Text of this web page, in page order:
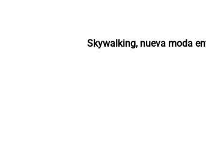
Skywalking, nueva moda